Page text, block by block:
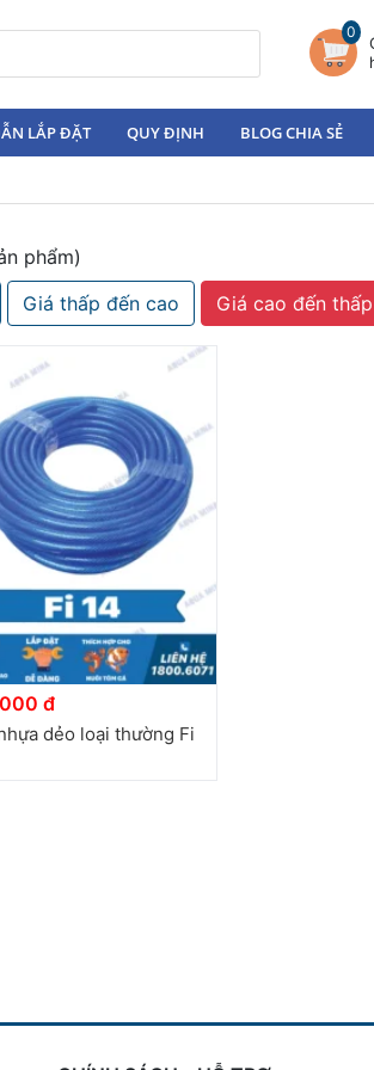
0
LẮP ĐẶT QUY ĐỊNH BLOG CHIA SẺ
phẩm)
Giá thấp đến cao Giá cao đến thấp
đ
dẻo loại thường Fi